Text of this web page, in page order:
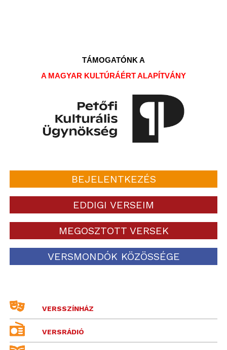
TÁMOGATÓNK A
A MAGYAR KULTÚRÁÉRT ALAPÍTVÁNY
BEJELENTKEZÉS
EDDIGI VERSEIM
MEGOSZTOTT VERSEK
VERSMONDÓK KÖZÖSSÉGE
VERSSZÍNHÁZ
VERSRÁDIÓ